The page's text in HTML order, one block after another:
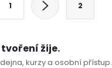
1 2
žije.
kurzy a osobní přístup.